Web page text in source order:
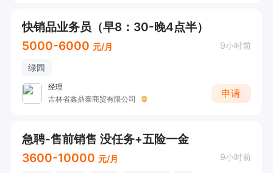
快销品业务员（早8：30-晚4点半）
5000-6000 元/月 9小时前
绿园
经理
吉林省鑫鼎泰商贸有限公司
申请
急聘-售前销售 没任务+五险一金
3600-10000 元/月 9小时前